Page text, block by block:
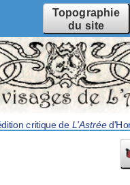
Topographie
du site
critique de L'Astrée